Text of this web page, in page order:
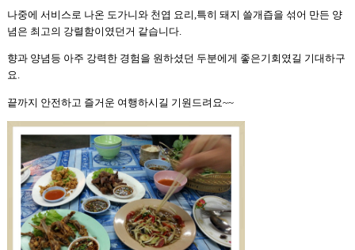
나중에 서비스로 나온 도가니와 천엽 요리 특히 돼지 쓸개즙을 섞어 만든 양
념은 최고의 강렬함이였던거 같습니다.
향과 양념등 아주 강력한 경험을 원하셨던 두분에게 좋은기회였길 기대하구
요.
끝까지 안전하고 즐거운 여행하시길 기원드려요~~